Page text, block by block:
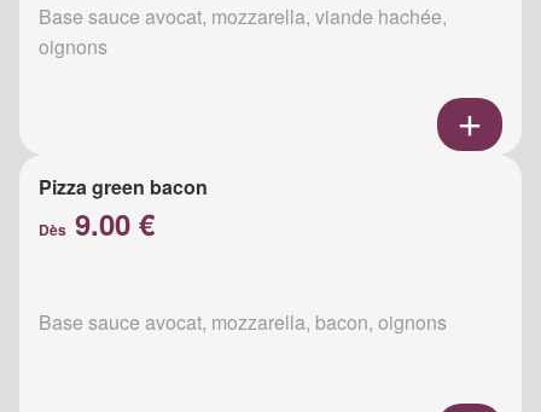
Base sauce avocat, mozzarella, viande hachée,
oignons
Pizza green bacon
Dès 9.00 €
Base sauce avocat, mozzarella, bacon, oignons